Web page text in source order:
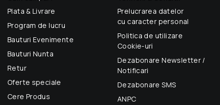
Plata & Livrare
Program de lucru
Bauturi Evenimente
Bauturi Nunta
Retur
Oferte speciale
Cere Produs
Prelucrarea datelor
cu caracter personal
Politica de utilizare
Cookie-uri
Dezabonare Newsletter /
Notificari
Dezabonare SMS
ANPC